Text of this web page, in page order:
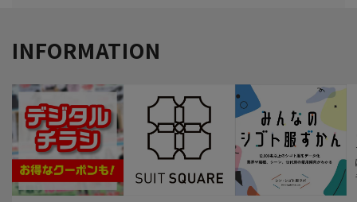
INFORMATION